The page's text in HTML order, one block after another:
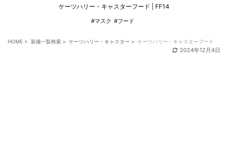
ケーツハリー・キャスターフード | FF14
#マスク #フード
HOME > 装備一覧検索 > ケーツハリー・キャスター > ケーツハリー・キャスターフード
2024年12月4日